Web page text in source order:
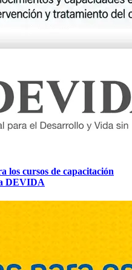
los cursos de capacitación
DEVIDA